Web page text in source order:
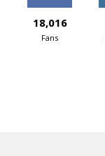
18,016
Fans